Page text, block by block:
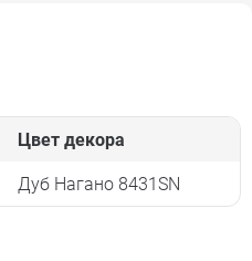
Цвет декора
Дуб Нагано 8431SN